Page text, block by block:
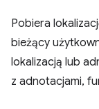
Pobiera
bieżący
lokalizacją lub
z adnotacjami,